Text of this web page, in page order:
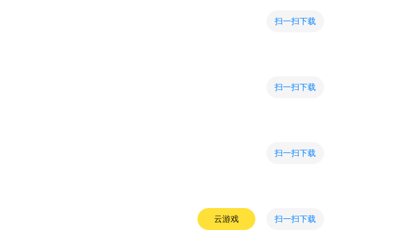
扫一扫下载
扫一扫下载
扫一扫下载
云游戏 扫一扫下载